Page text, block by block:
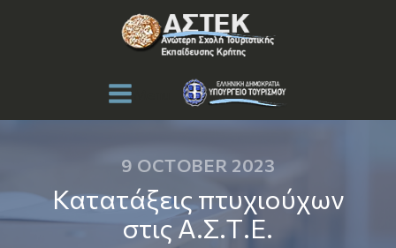
9 OCTOBER 2023
Κατατάξεις πτυχιούχων
στις Α.Σ.Τ.Ε.